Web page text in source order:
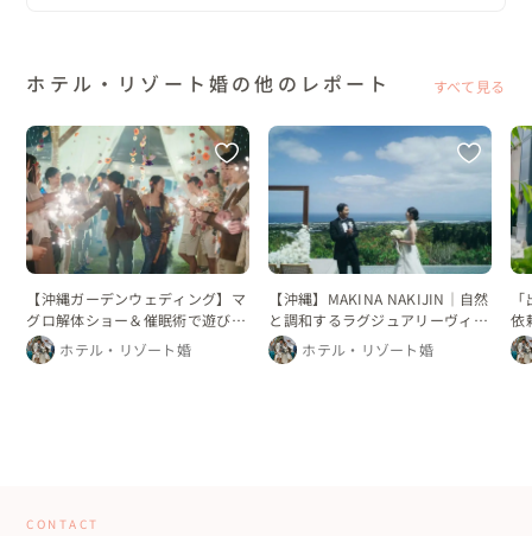
ホテル・リゾート婚の他のレポート すべて見る
【沖縄ガーデンウェディング】マ
グロ解体ショー＆催眠術で遊び心
あふれる結婚式
ホテル・リゾート婚
【沖縄】MAKINA NAKIJIN｜自然
と調和するラグジュアリーヴィラ
ウェディング
ホテル・リゾート婚
依
ル
CONTACT